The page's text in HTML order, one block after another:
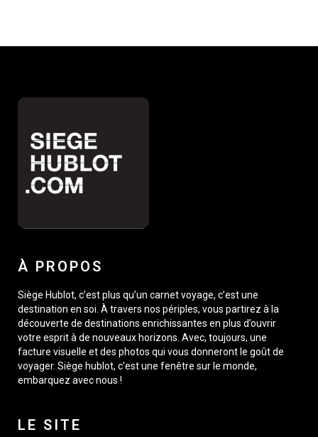
À PROPOS
Siège Hublot, c’est plus qu’un carnet voyage, c’est une
destination en soi. À travers nos périples, vous partirez à la
découverte de destinations enrichissantes en plus d’ouvrir
votre esprit à de nouveaux horizons. Avec, toujours, une
facture visuelle et des photos qui vous donneront le goût de
voyager. Siège hublot, c’est une fenêtre sur le monde,
embarquez avec nous !
LE SITE